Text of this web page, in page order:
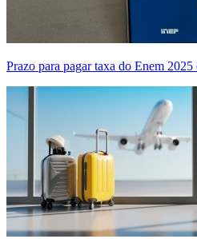
Prazo para pagar taxa do Enem